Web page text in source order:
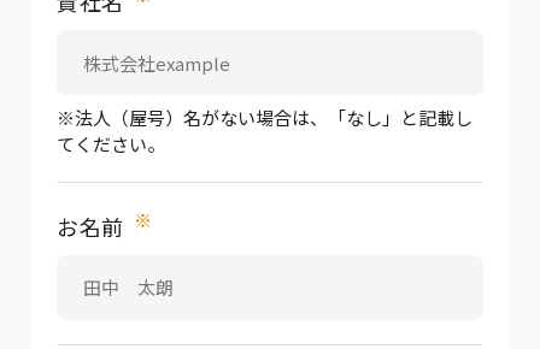
※法人（屋号）名がない場合は、「なし」と記載し
てください。
お名前 ※